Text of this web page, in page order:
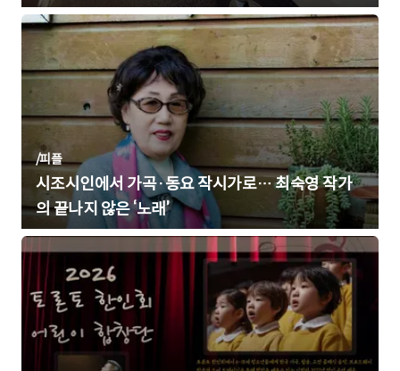
/피플
시조시인에서 가곡·동요 작시가로… 최숙영 작가
의 끝나지 않은 ‘노래’